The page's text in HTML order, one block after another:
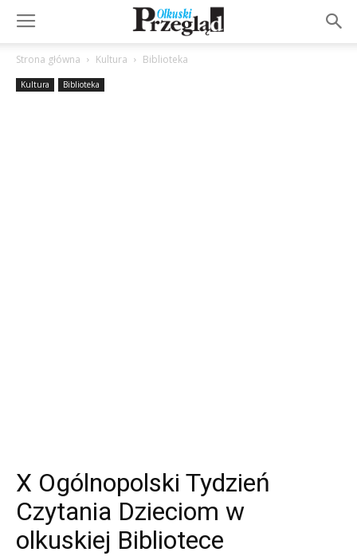
Strona główna Kultura Biblioteka
Kultura Biblioteka
X Ogólnopolski Tydzień
Czytania Dzieciom w
olkuskiej Bibliotece